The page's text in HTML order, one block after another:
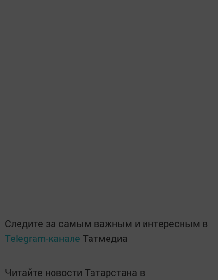
Следите за самым важным и интересным в
Telegram-канале Татмедиа
Читайте новости Татарстана в